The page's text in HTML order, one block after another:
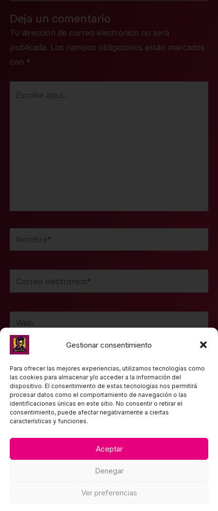
Gestionar consentimiento
Para ofrecer las mejores experiencias, utilizamos tecnologías como
las cookies para almacenar y/o acceder a la información del
dispositivo. El consentimiento de estas tecnologías nos permitirá
procesar datos como el comportamiento de navegación o las
identificaciones únicas en este sitio. No consentir o retirar el
consentimiento, puede afectar negativamente a ciertas
características y funciones.
Aceptar
Denegar
Ver preferencias
Deja un comentario
Tu dirección de correo electrónico no será
publicada. Los campos obligatorios están marcados
con *
Nombre*
Correo
electrónico*
Web
Guarda mi nombre, correo electrónico y web en
este navegador para la próxima vez que comente.
TEXTOS LEGALES